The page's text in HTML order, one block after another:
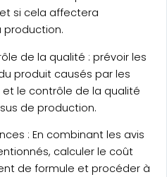
si cela affectera
de la qualité : prévoir les
produit causés par les
le contrôle de la qualité
de production.
: En combinant les avis
calculer le coût
de formule et procéder à